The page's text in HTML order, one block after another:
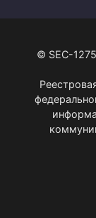
© SEC-